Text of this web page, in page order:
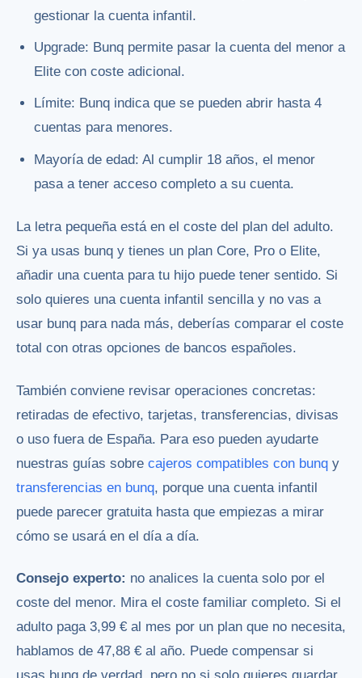
gestionar la cuenta infantil.
Upgrade: Bunq permite pasar la cuenta del menor a
Elite con coste adicional.
Límite: Bunq indica que se pueden abrir hasta 4
cuentas para menores.
Mayoría de edad: Al cumplir 18 años, el menor
pasa a tener acceso completo a su cuenta.
La letra pequeña está en el coste del plan del adulto.
Si ya usas bunq y tienes un plan Core, Pro o Elite,
añadir una cuenta para tu hijo puede tener sentido. Si
solo quieres una cuenta infantil sencilla y no vas a
usar bunq para nada más, deberías comparar el coste
total con otras opciones de bancos españoles.
También conviene revisar operaciones concretas:
retiradas de efectivo, tarjetas, transferencias, divisas
o uso fuera de España. Para eso pueden ayudarte
nuestras guías sobre cajeros compatibles con bunq y
transferencias en bunq, porque una cuenta infantil
puede parecer gratuita hasta que empiezas a mirar
cómo se usará en el día a día.
Consejo experto: no analices la cuenta solo por el
coste del menor. Mira el coste familiar completo. Si el
adulto paga 3,99 € al mes por un plan que no necesita,
hablamos de 47,88 € al año. Puede compensar si